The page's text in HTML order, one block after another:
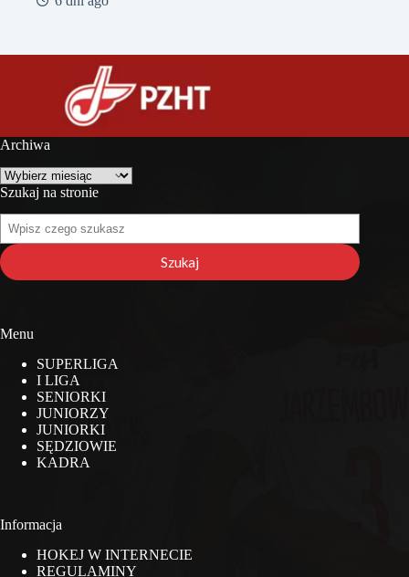
Archiwa
Archiwa
Szukaj na stronie
Szukaj
na
stronie
Szukaj
Menu
SUPERLIGA
I LIGA
SENIORKI
JUNIORZY
JUNIORKI
SĘDZIOWIE
KADRA
Informacja
HOKEJ W INTERNECIE
REGULAMINY